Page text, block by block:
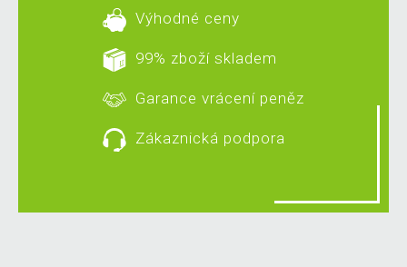
Výhodné ceny
99% zboží skladem
Garance vrácení peněz
Zákaznická podpora